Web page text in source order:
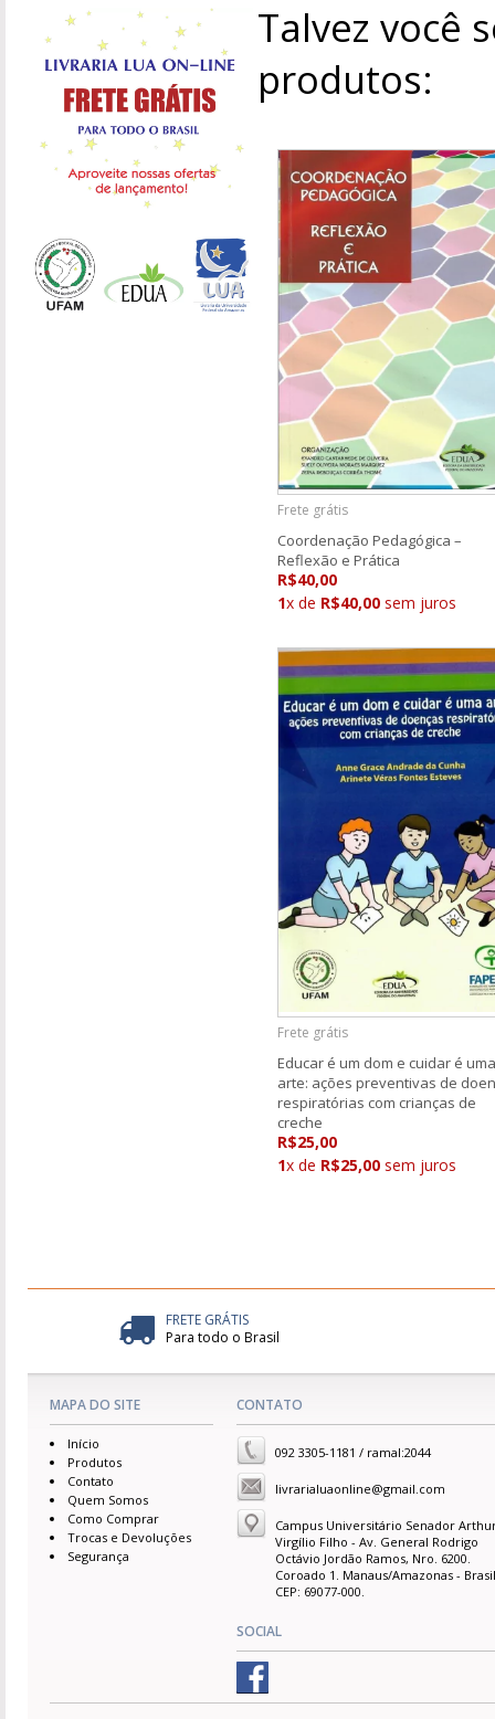
Talvez você
produtos:
Frete grátis
Coordenação Pedagógica –
Reflexão e Prática
R$40,00
1x de R$40,00 sem juros
Frete grátis
Educar é um dom e cuidar é uma
arte: ações preventivas de
respiratórias com crianças de
creche
R$25,00
1x de R$25,00 sem juros
FRETE GRÁTIS
Para todo o Brasil
MAPA DO SITE
Início
Produtos
Contato
Quem Somos
Como Comprar
Trocas e Devoluções
Segurança
CONTATO
092 3305-1181 / ramal:2044
livrarialuaonline@gmail.com
Campus Universitário Senador
Virgílio Filho - Av. General Rodrigo
Octávio Jordão Ramos, Nro. 6200.
Coroado 1. Manaus/Amazonas -
CEP: 69077-000.
SOCIAL